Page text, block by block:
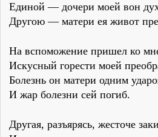
Единой — дочери моей вон
Другою — матери ея живот
На вспоможение пришел ко
Искусный горести моей
Болезнь он матери одним
И жар болезни сей погиб.
Другая, разъярясь, жесточе